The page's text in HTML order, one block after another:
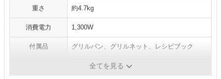
重さ 約4.7kg
消費電力 1,300W
付属品 グリルパン、グリルネット、レシピブック
オーブントースター
全てを見る